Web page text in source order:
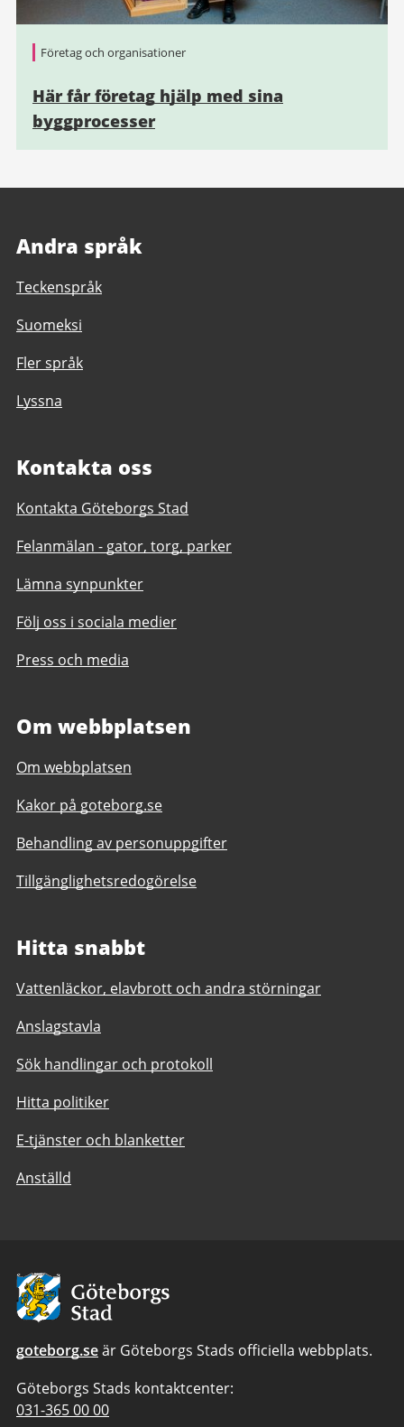
Företag och organisationer
Här får företag hjälp med sina
byggprocesser
Andra språk
Teckenspråk
Suomeksi
Fler språk
Lyssna
Kontakta oss
Kontakta Göteborgs Stad
Felanmälan - gator, torg, parker
Lämna synpunkter
Följ oss i sociala medier
Press och media
Om webbplatsen
Om webbplatsen
Kakor på goteborg.se
Behandling av personuppgifter
Tillgänglighetsredogörelse
Hitta snabbt
Vattenläckor, elavbrott och andra störningar
Anslagstavla
Sök handlingar och protokoll
Hitta politiker
E-tjänster och blanketter
Anställd
Avsändare:
Göteborgs
Stad
goteborg.seär Göteborgs Stads officiella webbplats.
Göteborgs Stads kontaktcenter:
Telefonnummer
031-365 00 00